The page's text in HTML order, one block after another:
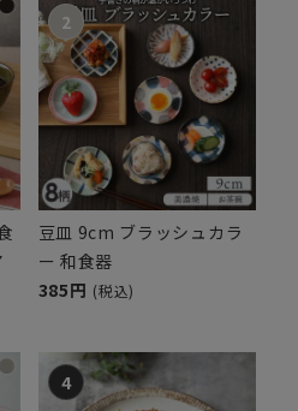
豆皿 9cm ブラッシュカラ
ー 和食器
385円 (税込)